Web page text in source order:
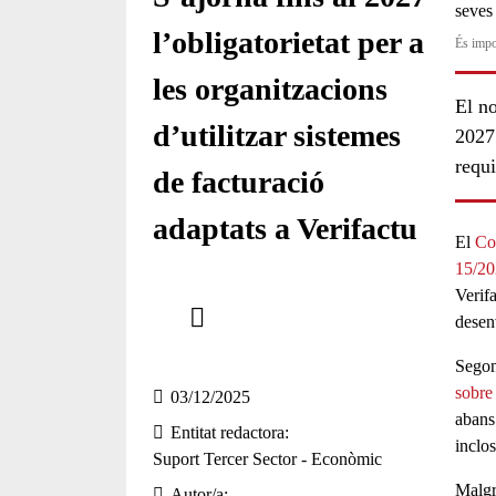
l’obligatorietat per a
les organitzacions
d’utilitzar sistemes
de facturació
adaptats a Verifactu
03/12/2025
Entitat redactora
Suport Tercer Sector - Econòmic
És
El
El
15/